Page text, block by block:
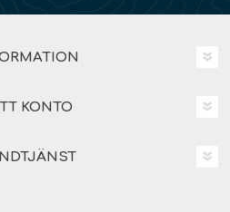
KONTO